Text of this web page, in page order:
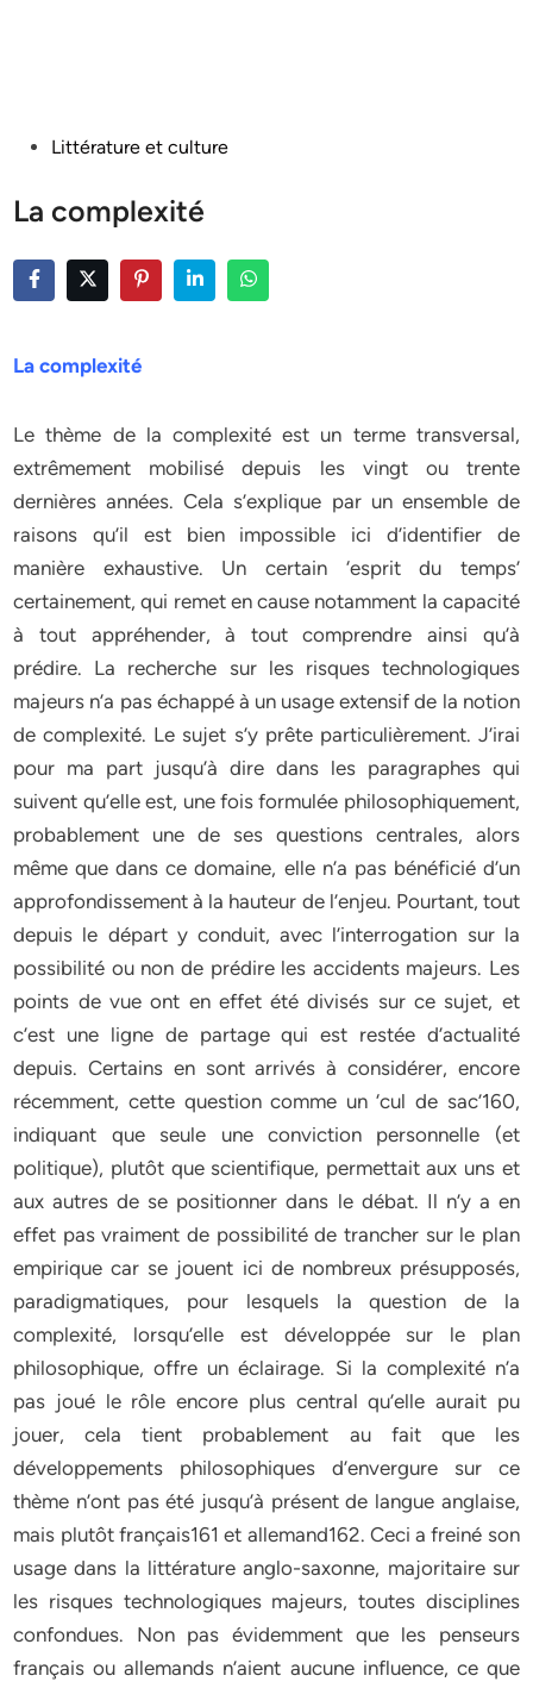
PostedLittérature et culture
La complexité
La complexité
Le thème de la complexité est un terme transversal,
extrêmement mobilisé depuis les vingt ou trente
dernières années. Cela s’explique par un ensemble de
raisons qu’il est bien impossible ici d’identifier de
manière exhaustive. Un certain ‘esprit du temps’
certainement, qui remet en cause notamment la capacité
à tout appréhender, à tout comprendre ainsi qu’à
prédire. La recherche sur les risques technologiques
majeurs n’a pas échappé à un usage extensif de la notion
de complexité. Le sujet s’y prête particulièrement. J’irai
pour ma part jusqu’à dire dans les paragraphes qui
suivent qu’elle est, une fois formulée philosophiquement,
probablement une de ses questions centrales, alors
même que dans ce domaine, elle n’a pas bénéficié d’un
approfondissement à la hauteur de l’enjeu. Pourtant, tout
depuis le départ y conduit, avec l’interrogation sur la
possibilité ou non de prédire les accidents majeurs. Les
points de vue ont en effet été divisés sur ce sujet, et
c’est une ligne de partage qui est restée d’actualité
depuis. Certains en sont arrivés à considérer, encore
récemment, cette question comme un ‘cul de sac’160,
indiquant que seule une conviction personnelle (et
politique), plutôt que scientifique, permettait aux uns et
aux autres de se positionner dans le débat. Il n’y a en
effet pas vraiment de possibilité de trancher sur le plan
empirique car se jouent ici de nombreux présupposés,
paradigmatiques, pour lesquels la question de la
complexité, lorsqu’elle est développée sur le plan
philosophique, offre un éclairage. Si la complexité n’a
pas joué le rôle encore plus central qu’elle aurait pu
jouer, cela tient probablement au fait que les
développements philosophiques d’envergure sur ce
thème n’ont pas été jusqu’à présent de langue anglaise,
mais plutôt français161 et allemand162. Ceci a freiné son
usage dans la littérature anglo-saxonne, majoritaire sur
les risques technologiques majeurs, toutes disciplines
confondues. Non pas évidemment que les penseurs
français ou allemands n’aient aucune influence, ce que